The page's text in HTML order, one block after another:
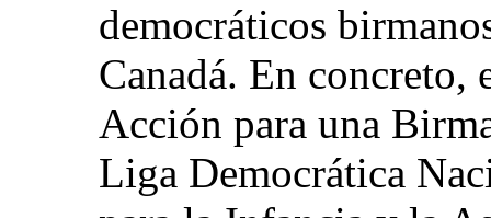
democráticos
Canadá. En concreto,
Acción para una
Liga Democrática